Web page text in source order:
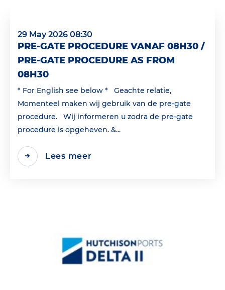
29 May 2026 08:30
PRE-GATE PROCEDURE VANAF 08H30 /
PRE-GATE PROCEDURE AS FROM
08H30
* For English see below * Geachte relatie,
Momenteel maken wij gebruik van de pre-gate
procedure. Wij informeren u zodra de pre-gate
procedure is opgeheven. &...
Lees meer